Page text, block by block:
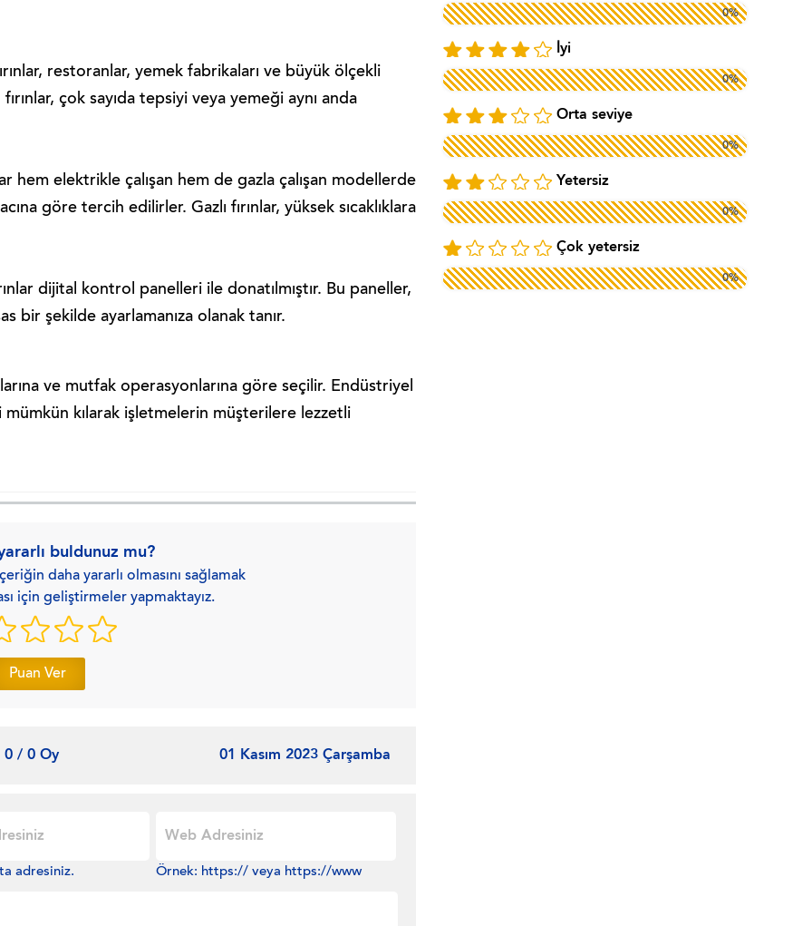
restoranlar, yemek fabrikaları ve büyük ölçekli
çok sayıda tepsiyi veya yemeği aynı anda
hem elektrikle çalışan hem de gazla çalışan modellerde
göre tercih edilirler. Gazlı fırınlar, yüksek sıcaklıklara
dijital kontrol panelleri ile donatılmıştır. Bu paneller,
bir şekilde ayarlamanıza olanak tanır.
ve mutfak operasyonlarına göre seçilir. Endüstriyel
mümkün kılarak işletmelerin müşterilere lezzetli
buldunuz mu?
daha yararlı olmasını sağlamak
için geliştirmeler yapmaktayız.
Puan Ver
01 Kasım 2023 Çarşamba
0 / 0 Oy
adresiniz. Örnek: https:// veya https://www
0%
İyi
0%
Orta seviye
0%
Yetersiz
0%
Çok yetersiz
0%